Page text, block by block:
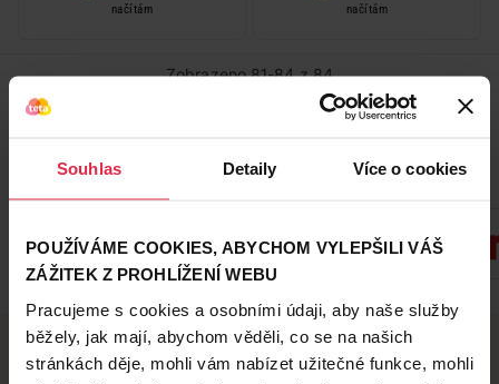
Souhlas Detaily Více o cookies
POUŽÍVÁME COOKIES, ABYCHOM VYLEPŠILI VÁŠ
ZÁŽITEK Z PROHLÍŽENÍ WEBU
Pracujeme s cookies a osobními údaji, aby naše služby
běžely, jak mají, abychom věděli, co se na našich
stránkách děje, mohli vám nabízet užitečné funkce, mohli
načítám
načítám
Zobrazeno 81-84 z 84
Oblíbené značky